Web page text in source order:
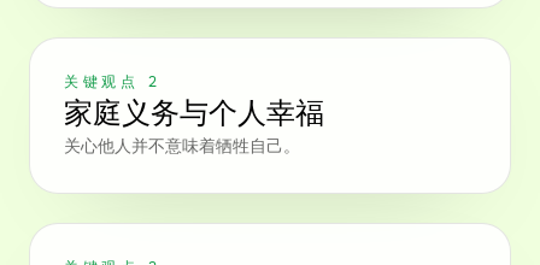
关键观点 2
家庭义务与个人幸福
关心他人并不意味着牺牲自己。